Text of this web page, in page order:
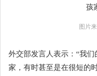
图片
外交部发言人表示：“我
家，有时甚至是在很短的